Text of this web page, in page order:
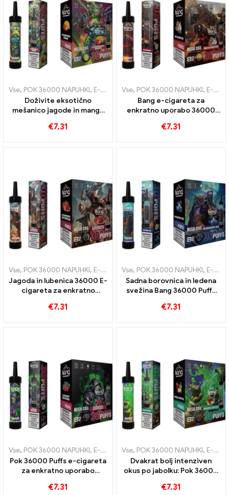
Vse, POK 36000 NAPUHKI, E-cigarete za enkratno uporabo ,E-
Doživite eksotično
mešanico jagode in manga
enkratno uporabo z
€7.31
Vse, POK 36000 NAPUHKI, E-cigarete za enkratno uporabo
Bang e-cigareta za
enkratno uporabo 36000
zagotavlja osvežujočo
€7.31
Vse, POK 36000 NAPUHKI, E-cigarete za enkratno uporabo ,E-
Jagoda in lubenica 36000 E-
cigareta za enkratno
tuljavo za intenziven užitek
€7.31
Vse, POK 36000 NAPUHKI, E-cigarete za enkratno uporabo
Sadna borovnica in ledena
svežina Bang 36000 Puffs
uporabo za edinstveno
€7.31
Vse, POK 36000 NAPUHKI, E-cigarete za enkratno uporabo ,E-
Pok 36000 Puffs e-cigareta
za enkratno uporabo
in malin z mrežasto tuljavo
€7.31
Vse, POK 36000 NAPUHKI, E-cigarete za enkratno uporabo
Dvakrat bolj intenziven
okus po jabolku: Pok 36000
enkratno uporabo z
€7.31